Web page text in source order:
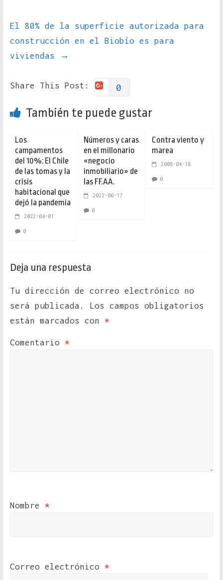
El 80% de la superficie autorizada para
construcción en el Biobío es para
viviendas
→
Share This Post: 0
También te puede gustar
Los
campamentos
del 10%: El Chile
de las tomas y la
crisis
habitacional que
dejó la pandemia
2022-04-01
0
Números y caras
en el millonario
«negocio
inmobiliario» de
las FF.AA.
2022-06-17
0
Contra viento y
marea
2008-04-18
0
Deja una respuesta
Tu dirección de correo electrónico no
será publicada.
Los campos obligatorios
están marcados con *
Comentario *
Nombre *
Correo electrónico *